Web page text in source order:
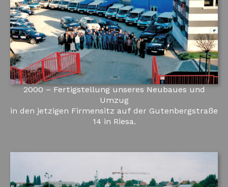
2000 – Fertigstellung unseres Neubaues und
Umzug
in den jetzigen Firmensitz auf der Gutenbergstraße
14 in Riesa.